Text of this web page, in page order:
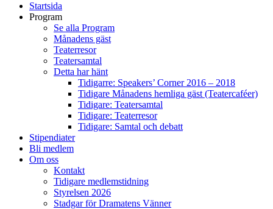
Startsida
Program
Se alla Program
Månadens gäst
Teaterresor
Teatersamtal
Detta har hänt
Tidigarre: Speakers’ Corner 2016 – 2018
Tidigare Månadens hemliga gäst (Teatercaféer)
Tidigare: Teatersamtal
Tidigare: Teaterresor
Tidigare: Samtal och debatt
Stipendiater
Bli medlem
Om oss
Kontakt
Tidigare medlemstidning
Styrelsen 2026
Stadgar för Dramatens Vänner